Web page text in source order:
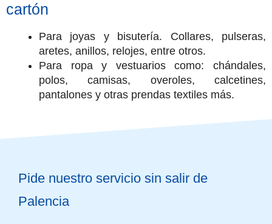
cartón
Para joyas y bisutería. Collares, pulseras,
aretes, anillos, relojes, entre otros.
Para ropa y vestuarios como: chándales,
polos, camisas, overoles, calcetines,
pantalones y otras prendas textiles más.
Pide nuestro servicio sin salir de
Palencia